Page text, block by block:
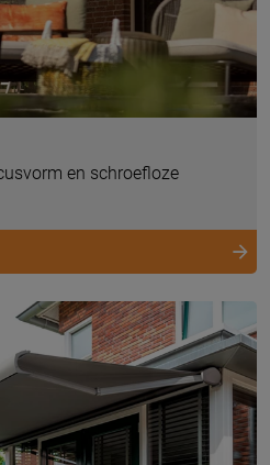
en schroefloze